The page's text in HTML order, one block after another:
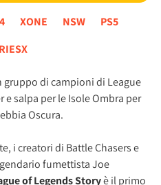
XONE NSW
PS5
gruppo di campioni di League
salpa per le Isole Ombra per
Oscura.
i creatori di Battle Chasers e
fumettista Joe
of Legends Storyè il primo